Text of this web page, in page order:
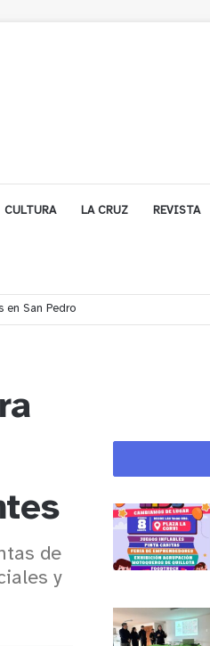
CULTURA LA CRUZ REVISTA
el sector El Polígono
de
y